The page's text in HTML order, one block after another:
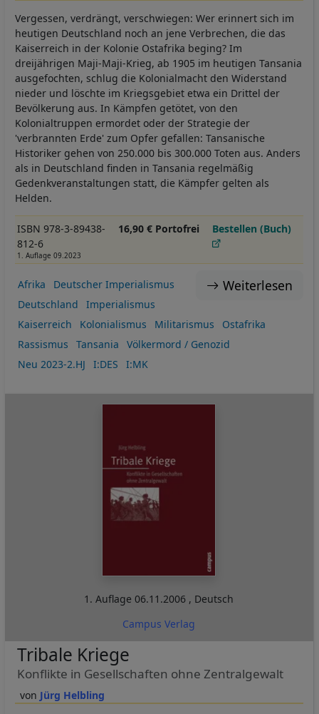
Vergessen, verdrängt, verschwiegen: Wer erinnert sich im
heutigen Deutschland noch an jene Verbrechen, die das
Kaiserreich in der Kolonie Ostafrika beging? Im
dreijährigen Maji-Maji-Krieg, ab 1905 im heutigen Tansania
ausgefochten, schlug die Kolonialmacht den Widerstand
nieder und löschte im Kriegsgebiet etwa ein Drittel der
Bevölkerung aus. In Kämpfen getötet, von den
Kolonialtruppen ermordet oder der Strategie der
'verbrannten Erde' zum Opfer gefallen: Tansanische
Historiker gehen von 250.000 bis 300.000 Toten aus. Anders
als in Deutschland finden in Tansania regelmäßig
Gedenkveranstaltungen statt, die Kämpfer gelten als
Helden.
ISBN 978-3-89438-
812-6
1. Auflage 09.2023
16,90 € Portofrei Bestellen (Buch)
Weiterlesen
Afrika
Deutscher Imperialismus
Deutschland
Imperialismus
Kaiserreich
Kolonialismus Militarismus
Ostafrika
Rassismus
Tansania
Völkermord / Genozid
Neu 2023-2.HJ
I:DES I:MK
1. Auflage06.11.2006 , Deutsch
Campus Verlag
Jürg Helbling
Tribale Kriege
Konflikte in Gesellschaften ohne Zentralgewalt